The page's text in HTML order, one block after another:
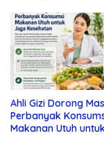
Ahli Gizi Dorong
Perbanyak
Makanan Utuh